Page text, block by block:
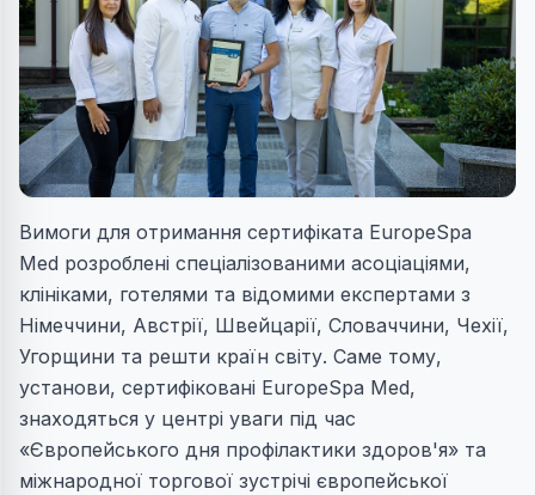
Вимоги для отримання сертифіката EuropeSpa
Med розроблені спеціалізованими асоціаціями,
клініками, готелями та відомими експертами з
Німеччини, Австрії, Швейцарії, Словаччини, Чехії,
Угорщини та решти країн світу. Саме тому,
установи, сертифіковані EuropeSpa Med,
знаходяться у центрі уваги під час
«Європейського дня профілактики здоров'я» та
міжнародної торгової зустрічі європейської